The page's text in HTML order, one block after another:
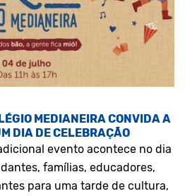
MEDIANEIRA CONVIDA A
DIA DE CELEBRAÇÃO
evento acontece no dia
famílias, educadores,
para uma tarde de cultura,